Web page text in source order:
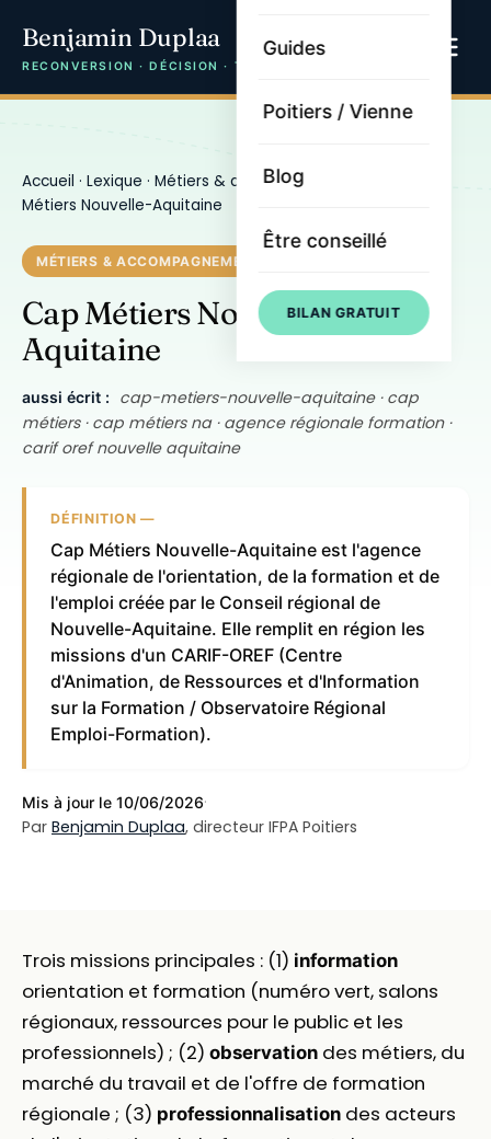
Benjamin Duplaa
RECONVERSION · DÉCISION · TRAJECTOIRE
Guides
Poitiers / Vienne
Blog
Être conseillé
BILAN GRATUIT
Accueil · Lexique · Métiers & accompagnement
Métiers Nouvelle-Aquitaine
MÉTIERS & ACCOMPAGNEMENT
Cap Métiers Nouvelle-
Aquitaine
aussi écrit :
cap-metiers-nouvelle-aquitaine · cap
métiers · cap métiers na · agence régionale formation ·
carif oref nouvelle aquitaine
DÉFINITION —
Cap Métiers Nouvelle-Aquitaine est l'agence
régionale de l'orientation, de la formation et de
l'emploi créée par le Conseil régional de
Nouvelle-Aquitaine. Elle remplit en région les
missions d'un CARIF-OREF (Centre
d'Animation, de Ressources et d'Information
sur la Formation / Observatoire Régional
Emploi-Formation).
Mis à jour le 10/06/2026·
Par Benjamin Duplaa, directeur IFPA Poitiers
Trois missions principales : (1) information
orientation et formation (numéro vert, salons
régionaux, ressources pour le public et les
professionnels) ; (2) observation des métiers, du
marché du travail et de l'offre de formation
régionale ; (3) professionnalisation des acteurs